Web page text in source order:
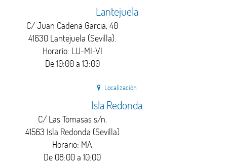
Lantejuela
C/ Juan Cadena Garcia, 40
41630 Lantejuela (Sevilla).
Horario: LU-MI-VI
De 10:00 a 13:00
Localización
Isla Redonda
C/ Las Tomasas s/n.
41563 Isla Redonda (Sevilla)
Horario: MA
De 08:00 a 10:00